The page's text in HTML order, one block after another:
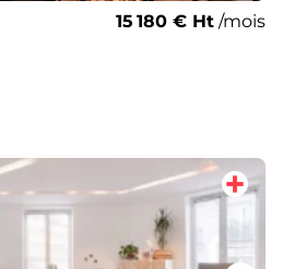
15 180 € Ht /mois